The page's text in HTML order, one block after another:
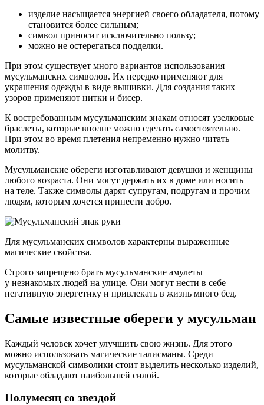
изделие насыщается энергией своего обладателя, потому
становится более сильным;
символ приносит исключительно пользу;
можно не остерегаться подделки.
При этом существует много вариантов использования
мусульманских символов. Их нередко применяют для
украшения одежды в виде вышивки. Для создания таких
узоров применяют нитки и бисер.
К востребованным мусульманским знакам относят узелковые
браслеты, которые вполне можно сделать самостоятельно.
При этом во время плетения непременно нужно читать
молитву.
Мусульманские обереги изготавливают девушки и женщины
любого возраста. Они могут держать их в доме или носить
на теле. Также символы дарят супругам, подругам и прочим
людям, которым хочется принести добро.
Для мусульманских символов характерны выраженные
магические свойства.
Строго запрещено брать мусульманские амулеты
у незнакомых людей на улице. Они могут нести в себе
негативную энергетику и привлекать в жизнь много бед.
Самые известные обереги у мусульман
Каждый человек хочет улучшить свою жизнь. Для этого
можно использовать магические талисманы. Среди
мусульманской символики стоит выделить несколько изделий,
которые обладают наибольшей силой.
Полумесяц со звездой